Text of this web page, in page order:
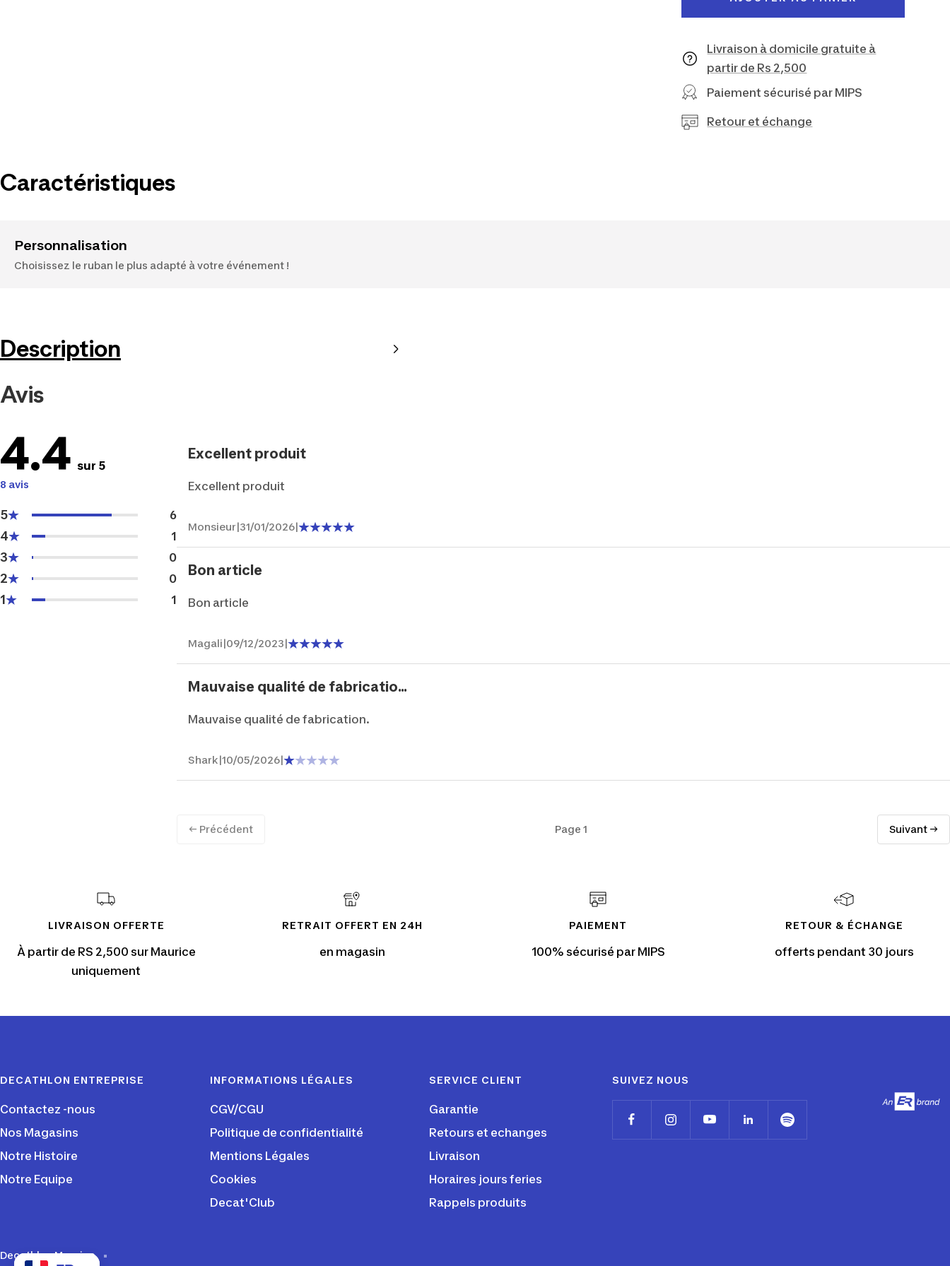
Livraison à domicile gratuite à
partir de Rs 2,500
Paiement sécurisé par MIPS
Retour et échange
Caractéristiques
Personnalisation
Choisissez le ruban le plus adapté à votre événement !
Description
Avis
4.4 sur 5
8 avis
5 6
4 1
3 0
2 0
1 1
Excellent produit
Excellent produit
Monsieur|31/01/2026|
Bon article
Bon article
Magali|09/12/2023|
Mauvaise qualité de fabricatio...
Mauvaise qualité de fabrication.
Shark|10/05/2026|
← Précédent Page 1 Suivant →
LIVRAISON OFFERTE
À partir de RS 2,500 sur Maurice
uniquement
RETRAIT OFFERT EN 24H
en magasin
PAIEMENT
100% sécurisé par MIPS
RETOUR & ÉCHANGE
offerts pendant 30 jours
DECATHLON ENTREPRISE
Contactez -nous
Nos Magasins
Notre Histoire
Notre Equipe
INFORMATIONS LÉGALES
CGV/CGU
Politique de confidentialité
Mentions Légales
Cookies
Decat'Club
SERVICE CLIENT
Garantie
Retours et echanges
Livraison
Horaires jours feries
Rappels produits
SUIVEZ NOUS
Decathlon Maurice